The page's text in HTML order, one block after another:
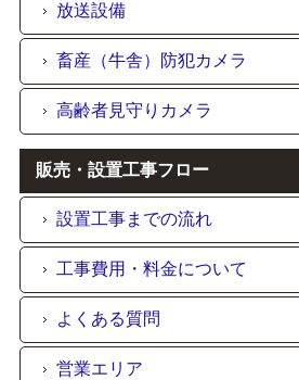
放送設備
畜産（牛舎）防犯カメラ
高齢者見守りカメラ
販売・設置工事フロー
設置工事までの流れ
工事費用・料金について
よくある質問
営業エリア